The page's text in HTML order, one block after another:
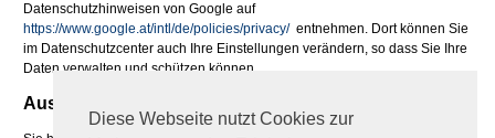
Diese Webseite nutzt Cookies zur
Datenschutzhinweisen von Google auf
https://www.google.at/intl/de/policies/privacy/entnehmen. Dort können Sie
im Datenschutzcenter auch Ihre Einstellungen verändern, so dass Sie Ihre
Daten verwalten und schützen können.
Auskunftsrecht